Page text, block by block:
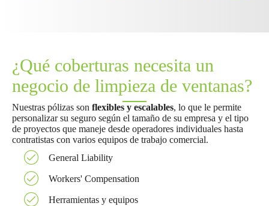
¿Qué coberturas necesita un
negocio de limpieza de ventanas?
Nuestras pólizas son flexibles y escalables, lo que le permite
personalizar su seguro según el tamaño de su empresa y el tipo
de proyectos que maneje desde operadores individuales hasta
contratistas con varios equipos de trabajo comercial.
General Liability
Workers' Compensation
Herramientas y equipos